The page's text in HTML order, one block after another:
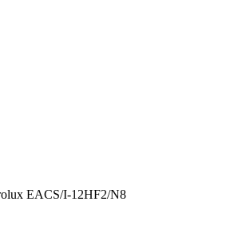
EACS/I-12HF2/N8